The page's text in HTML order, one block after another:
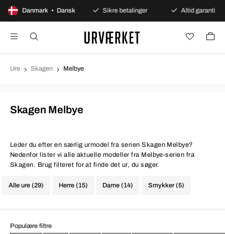
Danmark • Dansk
100 dages åbent køb Sikre betalinger Altid garanti
Ure Skagen Melbye
Skagen Melbye
Leder du efter en særlig urmodel fra serien Skagen Melbye?
Nedenfor lister vi alle aktuelle modeller fra Melbye-serien fra
Skagen. Brug filteret for at finde det ur, du søger.
Alle ure (29) Herre (15) Dame (14) Smykker (5)
Populære filtre